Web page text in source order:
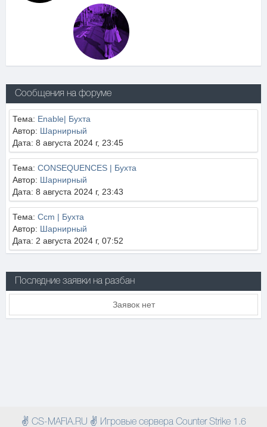
Сообщения на форуме
Тема: Enable| Бухта
Автор: Шарнирный
Дата: 8 августа 2024 г, 23:45
Тема: CONSEQUENCES | Бухта
Автор: Шарнирный
Дата: 8 августа 2024 г, 23:43
Тема: Ccm | Бухта
Автор: Шарнирный
Дата: 2 августа 2024 г, 07:52
Последние заявки на разбан
Заявок нет
✌ CS-MAFIA.RU ✌ Игровые сервера Counter Strike 1.6